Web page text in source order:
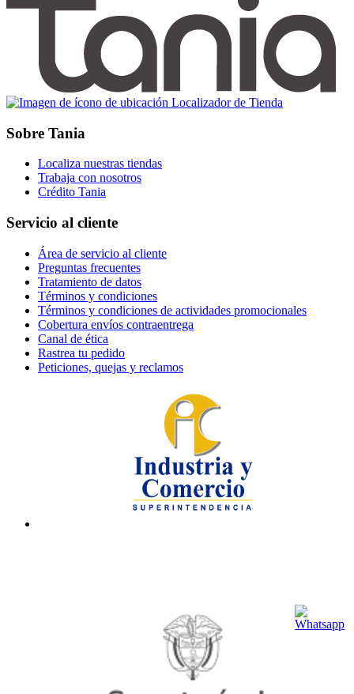
Localizador de Tienda
Sobre Tania
Localiza nuestras tiendas
Trabaja con nosotros
Crédito Tania
Servicio al cliente
Área de servicio al cliente
Preguntas frecuentes
Tratamiento de datos
Términos y condiciones
Términos y condiciones de actividades promocionales
Cobertura envíos contraentrega
Canal de ética
Rastrea tu pedido
Peticiones, quejas y reclamos